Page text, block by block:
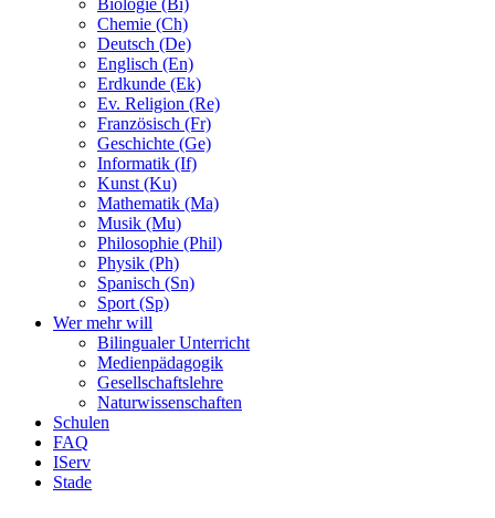
Biologie (Bi)
Chemie (Ch)
Deutsch (De)
Englisch (En)
Erdkunde (Ek)
Ev. Religion (Re)
Französisch (Fr)
Geschichte (Ge)
Informatik (If)
Kunst (Ku)
Mathematik (Ma)
Musik (Mu)
Philosophie (Phil)
Physik (Ph)
Spanisch (Sn)
Sport (Sp)
Wer mehr will
Bilingualer Unterricht
Medienpädagogik
Gesellschaftslehre
Naturwissenschaften
Schulen
FAQ
IServ
Stade